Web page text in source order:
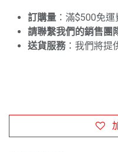
訂購量 ：滿$500免運
請聯繫我們的銷售團
送貨服務 ：我們將提